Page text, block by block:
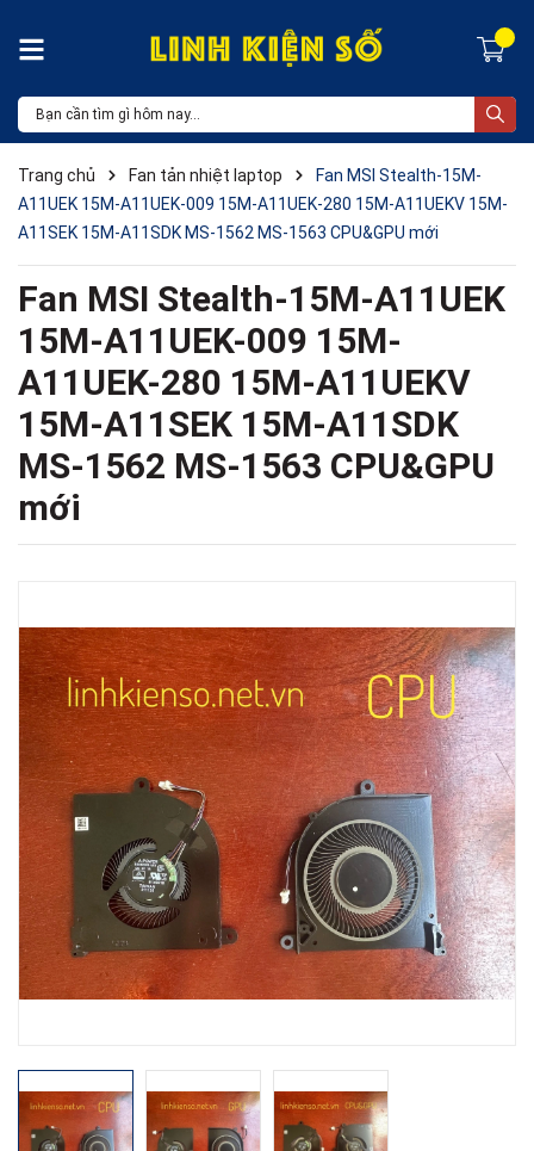
Trang chủ Fan tản nhiệt laptop
Fan MSI Stealth-15M-
A11UEK 15M-A11UEK-009 15M-A11UEK-280 15M-A11UEKV 15M-
A11SEK 15M-A11SDK MS-1562 MS-1563 CPU&GPU mới
Fan MSI Stealth-15M-A11UEK
15M-A11UEK-009 15M-
A11UEK-280 15M-A11UEKV
15M-A11SEK 15M-A11SDK
MS-1562 MS-1563 CPU&GPU
mới